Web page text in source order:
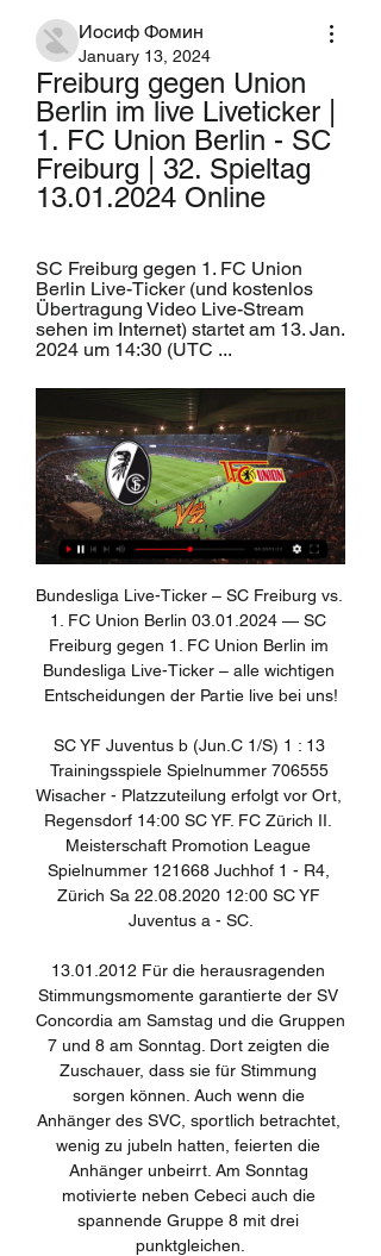
Иосиф Фомин
January 13, 2024
Freiburg gegen Union
Berlin im live Liveticker |
1. FC Union Berlin - SC
Freiburg | 32. Spieltag
13.01.2024 Online
SC Freiburg gegen 1. FC Union
Berlin Live-Ticker (und kostenlos
Übertragung Video Live-Stream
sehen im Internet) startet am 13. Jan.
2024 um 14:30 (UTC ...
Bundesliga Live-Ticker – SC Freiburg vs. 1. FC Union Berlin 03.01.2024 — SC Freiburg gegen 1. FC Union Berlin im Bundesliga Live-Ticker – alle wichtigen Entscheidungen der Partie live bei uns!

SC YF Juventus b (Jun.C 1/S) 1 : 13 Trainingsspiele Spielnummer 706555 Wisacher - Platzzuteilung erfolgt vor Ort, Regensdorf 14:00 SC YF. FC Zürich II. Meisterschaft Promotion League Spielnummer 121668 Juchhof 1 - R4, Zürich Sa 22.08.2020 12:00 SC YF Juventus a - SC.

13.01.2012 Für die herausragenden Stimmungsmomente garantierte der SV Concordia am Samstag und die Gruppen 7 und 8 am Sonntag. Dort zeigten die Zuschauer, dass sie für Stimmung sorgen können. Auch wenn die Anhänger des SVC, sportlich betrachtet, wenig zu jubeln hatten, feierten die Anhänger unbeirrt. Am Sonntag motivierte neben Cebeci auch die spannende Gruppe 8 mit drei punktgleichen.

Im MDR gibt es Ausstrahlungen, die nur im Livestream gezeigt werden: Sport-Veranstaltungen, Konzerte, Lesungen und vieles mehr. All dies sehen Sie hier exklusiv im Livestream!

Das sagt die bwin Trueform für die Partie VfL Wolfsburg – RB Leipzig voraus. Allein die Ausbeute aus den letzten 5 Spielen offenbart, weshalb RB Leipzig die Favoritenrolle zugeschrieben wird. Die Gäste holten satte 11 Zähler, während dem VfL Wolfsburg nur ein einziger Sieg in dieser Zeit gelang. Die Ergebnisse beider Mannschaften waren allerdings in der Regel auch so zu erwarten. Die.

Schauen Sie sich mal die Infografik für das Spiel FC Grossklein vs Usv Fliesen Klampfer Gabersdorf an - Sporticos.com ist ein Webservice, der Spieltagsprognosen in …

SC Freiburg gegen Union Berlin live in Stream & TV 13.11.2022 — Registrieren Sie sich kostenlos und erhalten Sie auf Ihre Interessen abgestimmte Inhalte sowie unsere vielseitigen Newsletter. Registrieren.

St. Gallen empfängt Sion, Thun den FCZ. sda. 2.11.2019 um 06:05 Uhr St. Gallens Trainer Peter. Jetzt also empfängt St. Gallen seinen damaligen Aufbaugegner unter umgekehrten Vorzeichen.

Alle aktuellen und zukünftigen Spiele. Mit deinem Browser (Internet Explorer) kann es zu Einschränkungen bei der Nutzung von soccerwatch.tv kommen.

Hier auf SofaScore können Sie alle vorherigen Borussia Dortmund vs RB Leipzig Ergebnisse, sortiert nach ihren Kopf-an-Kopf-Matches. Wird verlinkt mit den Borussia Dortmund vs. RB Leipzig Video-Highlights, die im Medien-Tab gesammelt sind, für die beliebtesten Spiele, sobald das Video auf Videoplattformen, wie Youtube oder Dailymotion, erscheint.

Paris Saint-Germain. 23:35. Canlı . Team Neymar-Team Messi. 23:35. Canlı. Everton-Watford. 23:35. Canlı. Fulham-Brentford. 23:35. Canlı. Golden State Warriors-Portland Trail Blazers. 23:35. Canlı. Real Madrid-Ajax. 23:40. Bros-Demons. 00:10. Takım 1-Takım 2. Videolar Maç Özetleri. RasenBallsport Leipzig 2-1 Atletico Madrid. Barcelona 3-1 SSC Napoli. Bayern Munich 4-1 …

UFC Tadten - ASV Siegendorf 2:0 Nach Spielende vom Vormittagsspiel ging unsere Fahrt weiter in das schöne Burgenland, dieses Mal wurde der Norden besucht um zwei weitere Spiele anzusehen. Da man noch genügend Zeit im Gepäck hatte, konnte bei besten …

Maxwel Cornet von Olympique Lyon behält die Oberhand im. Serienmeister Bayern München mit ÖFB-Star David Alaba. Den ersten Endspielteilnehmer ermitteln bereits am Dienstag (21.00 Uhr MESZ.

SC Freiburg vs Union Berlin: Live-Score, Stream und Head vor 5 Stunden — Spiel SC Freiburg vs Union Berlin - Bundesliga (1/13/2024): Live-Score, Stream, Spiel-Statistiken & Head-to-Head-Ergebnisse auf Tribuna.com.

Seit dem Restart nach der Corona-Pause ist GC nicht zu bremsen. Gestern feierte der Rekordmeister mit dem 4:0 gegen Stade Lausanne-Ouchy den vierten Sieg in Folge. 16 Punkte haben die Hoppers aus.

Sie finden Ihre Kundenummer auf iner Würth Rechnung, einem Lieferschein oder Auftragsbestätigung auf der ersten Seite rechts oben. Falls Sie gerade keinen dieser Würth Belege vorliegen haben, rufen Sie einfach unsere Service Hotline an unter der Telefonnummer +41 61 705 91 00.Sie erreichen uns Montags bis Freitags von 6 bis 24 Uhr (nicht an gesetzlichen Feiertagen).

Das war erneut eine eindeutige Sache. Der Verbandsjugendtag des Fußballverbandes Niederrhein, der vornehmlich online stattfand, hat am Samstagmorgen nun auch offiziell die Saison 2019/20 für die Nachwuchsspielklassen abgebrochen.

Tooor für Hallescher FC, 1:1 durch Pascal Sohm Halle gleicht verdientermaßen aus! Über Boyd und Jopek gelangt das Leder auf die linke Außenbahn zu Drinkuth. Der 24-Jährige gibt hoch an den langen Pfosten, wo wiederum Boyd per Kopf klasse auf den Elfmeterpunkt zurücklegt.. Tooor für Eintracht Braunschweig, 1:0 durch Orhan Ademi Und.

Auch beim Rückspiel in Lyon ist der FC Bayern heute live im TV zu sehen: Lyon vs. Bayern live im Free-TV auf Sat.1 (TV-Übertragung aus dem Stade Gerland in Lyon ab 20.15 Uhr, Anpfiff 20.45 Uhr). Ins erste Halbfinale der Champions League nehmen die Bayern nach dem Hinspiel gegen Olympique Lyon zwar den 1:0-Vorsprung mit, aber auch so manches Handicap: Ribery ist gesperrt und die etatmäßige.

Fussball-Vereine Stainz - sichten Sie alle Firmen und Unternehmen mit Adresse, Telefonnummer und ★ Bewertungen. Das Stadtbranchenbuch für Stainz zeigt Ihnen aktuell ᐅ 100 Einträge.

Zurück auf das Spiel TSG 1899 Hoffenheim gegen Hertha BSC, erkennen wir das beide Teams sehr anspruchsvoll sind. Unseren Recherchen zu Folge wird es ein schwerer Kampf zwischen den Teams sein. Dennoch werden wir Ihnen die wichtigsten Details des Spieles TSG 1899 Hoffenheim gegen Hertha BSC online und live auf unserem Portal mitteilen. Während.

FC Köln und RB Leipzig aus den letzten Spielen und deren Ergebnisse und Tore beider Teams gegen gemeinsame Gegner. Hierbei werden im Kreuzvergleich die Partien gezeigt, wobei die beiden Vereine zuletzt auf die gleichen Gegner trafen. So lassen sich Stärke bzw. Form direkt vergleichen. 11.03.20 : Borussia Mönchengladbach - 1. FC Köln: 1. Bundesliga : 2 : 1 (1 : 0) (1 : 1) 01.02.20: RB.

2020-3-3 · DFB Pokal Viertelfinale am 4.3.2020 um 20:45 Uhr (ARD und Sky) So, klagen nützt nichts mehr und lasst uns lieber auf den Mittwoch blicken. Es ist zwar auswärts und Pokal aber zumindest der gleiche Gegner auf dem man sich bereits seit Tagen vorbereitet. -----Pavlenka Theo - Toprak - Moisander - Augustinsson -----Bargi* -----Eggestein ----- Klaassen

Sport-Club Freiburg - 1. FC Union Berlin | Saison 2023/2024 Willkommen zu Freiburg gegen Union Berlin! Hier gibt's bald die wichtigsten Die schnellsten Pushes und Live-Stats zu allen Spielen - hol' Dir die offizielle ...

Werder Bremen – Eintracht Frankfurt Wetten. Die Buchmacher sind sich absolut uneinig, was dieses Spiel angeht. Sowohl Werder Bremen als auch Eintracht Frankfurt liegen bei einer Quote von 2,75 auf den Sieg. Ein Unentschieden wird derweil mit 3,75 eingeschätzt.

RB Leipzig - FC Bayern München jetzt live im TV. Das Match zwischen dem RB Leipzig und dem FC Bayern München beginnt am Samstag, 11.Mai, um 15:30 Uhr.Sky überträgt live bei Sky Sport 2.. Das Spiel findet in der Red Bull Arena in Leipzig statt.

2019-12-3 · Por debajo de ella. kampfmannschaft Dreier zum Frhstck vs. LASK. Vor der heutigen Partie gegen den LASK stellen sich uns diese drei. Hier ist unsere Startelf gegen den TSV Prolactal Hartberg: 32 @patrickpentz 17 @floklein7 30 @mightymoe15 3 Igor 28 @tschinkenfritz 7 …

Wir sind diese Woche mit TOP USFLUG zu Besuch im Walter Zoo in Gossau. Ein Zoo-Erlebnis für die ganze Familie. Das grosszügige Zoogelände entzückt mit …

Die Hartberger werden daher in Mattersburg der Vastic-Elf das Leben nicht leicht machen. Josko Ried will gegen Admira drei Punkte Nach dem Punktegewinn im Heimspiel gegen Meister Salzburg sind am Samstag (18:30 Uhr) drei Punkte für Gastgeber Josko Ried gegen den Vorletzten Admira Pflicht.

Weil das Spiel der SGS Es-sen gegen den VfL Wolfs-burg in der Allianz Frauen-Bundesliga auf den 14.12. (Mittwoch, 19 Uhr) verlegt werden musste, sucht der Vereinr für diesen Termin noch Ballmädchen. Dafür erhält der Verein/Gruppe 20 Freikarten und zahlt für jede weitere Person jeweils nur drei Euro pro Person. Schreiben Sie der SGS eine E-Mail (info[at]sgs-essen. de) mit der Anzahl der be.

TV Jahn Delmenhorst. Letztes Spiel. TV Jahn Delmenhorst. 1 - 3. Herforder SV In dieser Übersicht werden alle Spieler aufgeführt, die für den Verein Jahn Delmenhor. ihr Debüt im ausgewählten Wettbewerb gefeiert haben Kaderzusammensetzung nach Positionen TV Jahn Delmenhorst.Mit Hilfe dieser Statistik lassen sich die Spieler eines Vereins nach Haupt- und Nebenpositionen ordnen Tiefbau in.

Grasshoppers 19 Behrang Safari 9.2.85, SWE, Abwehr Kam 2008 und wieder 2013 von Anderlecht 26. FC Zürich 2009. Martin Angha das Leben schwer. Rotblau Match 11 UNSERE BILANZEN Luca Zuffi 42 3208 7 14 3 0 0 Marek Suchy 38 3448 3 2 9 0 0.

Wir, die Küchenspezialisten, sind auf dem Weg zu Ihrer Traumküche von der ersten Inspiration bis zum Einbau und auch danach an Ihrer Seite. Bei uns finden Si...

Grasshopper Club Zürich, Neuchâtel Xamax FC, SC Kriens, FC Zürich, FC Aarau (2004), FC Rot-Weiß Erfurt, RKC Waalwijk, BV De Graafschap, Sydney FC, Willem II Tilburg Vereine (Trainer): PSV Eindhoven (Assistenztrainer U17), NAC Breda (Cheftrainer U16/U17)

Liveticker | 1. FC Union Berlin - SC Freiburg | 32. Spieltag FC Union Berlin gegen SC Freiburg; Liveticker. Heute live · Bundesliga · 2 Live-Tabelle springen die Eisernen auf Platz drei. Was will das Unioner Fußballherz ...

Paris Saint-Germain muss im Champions-League-Halbfinale gegen Fußball-Bundesligist RB Leipzig womöglich auf Torhüter Keylor Navas verzichten.

Startseite WDR Mediathek. Video: Die faszinierende Welt der Insekten Planet Wissen. 23.06.2020. 58:56 Min.. SWR.. Insekten sind die größte Tiergruppe der Erde und besiedeln dank ihrer.

Lyon und Leipzig können mit diesem 2:2 offenbar beide bestens leben und schieben die Pille nur noch gemütlich hin und her. 90. 22:52. Offizielle Nachspielzeit (Minuten): 4. 89. 22:52 . Wird das jetzt hier in den letzten Minuten ein Nicht